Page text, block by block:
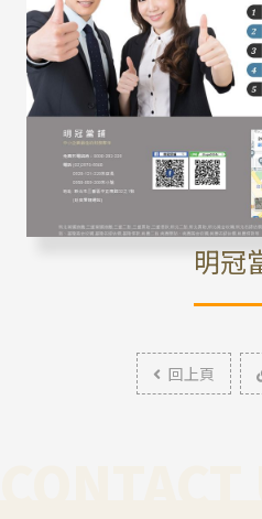
明冠
回上頁